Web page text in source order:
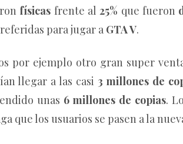
físicas frente al25% que fueron
para jugar a GTA V.
por ejemplo otro gran super
llegar a las casi 3 millones de
unas 6 millones de copias.
que los usuarios se pasen a la